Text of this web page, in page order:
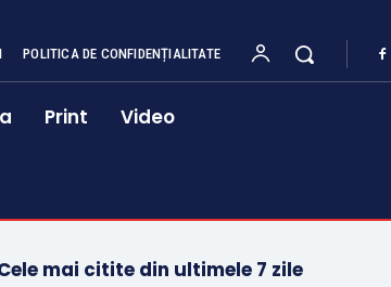
POLITICA DE CONFIDENȚIALITATE
Print Video
mai citite din ultimele 7 zile